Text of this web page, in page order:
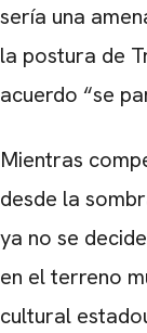
sería una
la postura de
acuerdo “se
Mientras
desde la
ya no se
en el terreno
cultural